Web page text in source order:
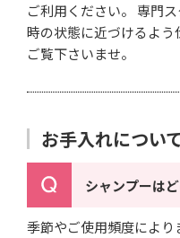
ご利用ください。 専門
時の状態に近づけるよう
ご覧下さいませ。
お手入れについ
シャンプーは
季節やご使用頻度によ